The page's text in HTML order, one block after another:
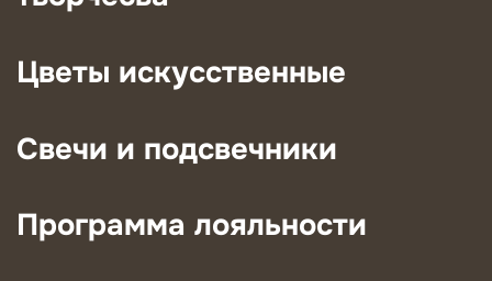
Цветы искусственные
Свечи и подсвечники
Программа лояльности